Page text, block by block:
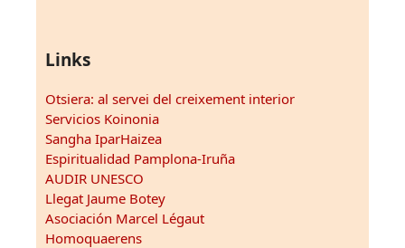
Links
Otsiera: al servei del creixement interior
Servicios Koinonia
Sangha IparHaizea
Espiritualidad Pamplona-Iruña
AUDIR UNESCO
Llegat Jaume Botey
Asociación Marcel Légaut
Homoquaerens